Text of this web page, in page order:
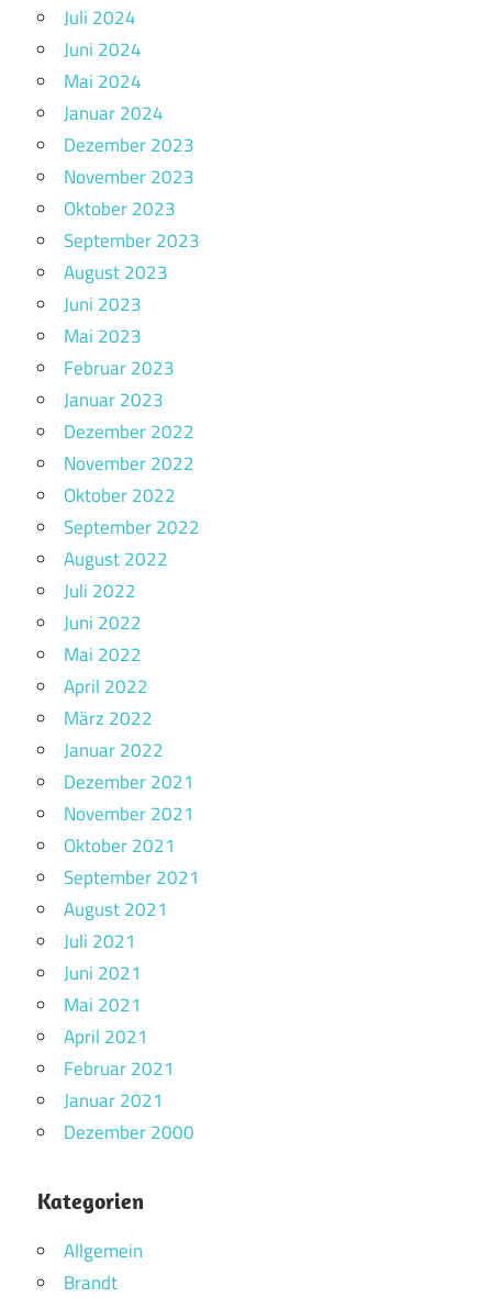
Juli 2024
Juni 2024
Mai 2024
Januar 2024
Dezember 2023
November 2023
Oktober 2023
September 2023
August 2023
Juni 2023
Mai 2023
Februar 2023
Januar 2023
Dezember 2022
November 2022
Oktober 2022
September 2022
August 2022
Juli 2022
Juni 2022
Mai 2022
April 2022
März 2022
Januar 2022
Dezember 2021
November 2021
Oktober 2021
September 2021
August 2021
Juli 2021
Juni 2021
Mai 2021
April 2021
Februar 2021
Januar 2021
Dezember 2000
Kategorien
Allgemein
Brandt